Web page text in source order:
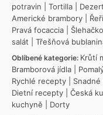
potravin
Tortilla
Americké brambory
Pravá focaccia
salát
Třešňová
Oblíbené kategorie: Krůtí
Bramborová jídla
Rychlé recepty
Dietní recepty
Česká
kuchyně
Dorty